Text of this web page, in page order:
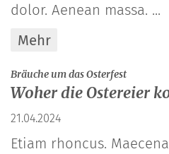
dolor. Aenean massa. ...
Mehr
Bräuche um das Osterfest:
Woher die Ostereier
21.04.2024
Etiam rhoncus.